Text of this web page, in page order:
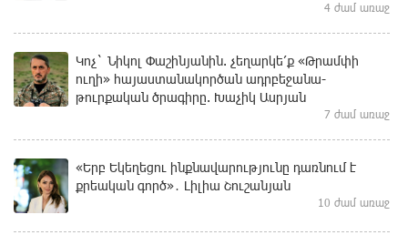
4 ժամ առաջ
Կոչ` Նիկոլ Փաշինյանին. չեղարկե՛ք «Թրամփի
ուղի» հայաստանակործան ադրբեջանա-
թուրքական ծրագիրը. Խաչիկ Ասրյան
7 ժամ առաջ
«Երբ Եկեղեցու ինքնավարությունը դառնում է
քրեական գործ»․ Լիլիա Շուշանյան
10 ժամ առաջ